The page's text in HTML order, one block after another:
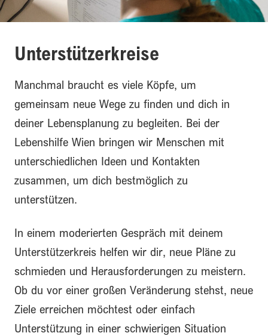
Unterstützerkreise
Manchmal braucht es viele Köpfe, um
gemeinsam neue Wege zu finden und dich in
deiner Lebensplanung zu begleiten. Bei der
Lebenshilfe Wien bringen wir Menschen mit
unterschiedlichen Ideen und Kontakten
zusammen, um dich bestmöglich zu
unterstützen.
In einem moderierten Gespräch mit deinem
Unterstützerkreis helfen wir dir, neue Pläne zu
schmieden und Herausforderungen zu meistern.
Ob du vor einer großen Veränderung stehst, neue
Ziele erreichen möchtest oder einfach
Unterstützung in einer schwierigen Situation